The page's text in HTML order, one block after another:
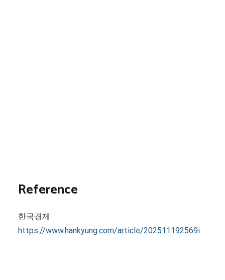
Reference
한국경제:
https://www.hankyung.com/article/202511192569i